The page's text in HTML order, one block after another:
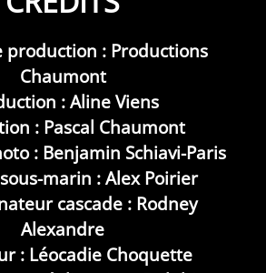
production : Productions
Chaumont
: Aline Viens
: Pascal Chaumont
: Benjamin Schiavi-Paris
marin : Alex Poirier
cascade : Rodney
Alexandre
: Léocadie Choquette